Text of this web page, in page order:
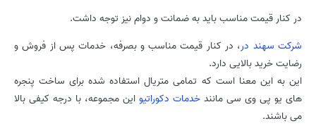
در کنار قیمت مناسب باید به ضمانت و دوام نیز توجه داشت.
شرکت سهند در، در کنار قیمت مناسب و بصرفه، خدمات پس از فروش و
رضایت خرید بالایی دارد.
این به این معنا است که تمامی متریال استفاده شده برای ساخت پنجره
های یو پی وی سی مانند خدمات دکوراتیو این مجموعه، با درجه کیفی بالا
می باشند.